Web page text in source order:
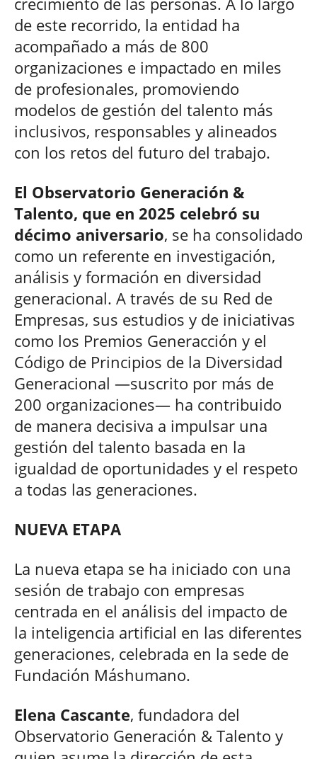
de este recorrido, la entidad ha
acompañado a más de 800
organizaciones e impactado en miles
de profesionales, promoviendo
modelos de gestión del talento más
inclusivos, responsables y alineados
con los retos del futuro del trabajo.
El Observatorio Generación &
Talento, que en 2025 celebró su
décimo aniversario, se ha consolidado
como un referente en investigación,
análisis y formación en diversidad
generacional. A través de su Red de
Empresas, sus estudios y de iniciativas
como los Premios Generacción y el
Código de Principios de la Diversidad
Generacional —suscrito por más de
200 organizaciones— ha contribuido
de manera decisiva a impulsar una
gestión del talento basada en la
igualdad de oportunidades y el respeto
a todas las generaciones.
NUEVA ETAPA
La nueva etapa se ha iniciado con una
sesión de trabajo con empresas
centrada en el análisis del impacto de
la inteligencia artificial en las diferentes
generaciones, celebrada en la sede de
Fundación Máshumano.
Elena Cascante, fundadora del
Observatorio Generación & Talento y